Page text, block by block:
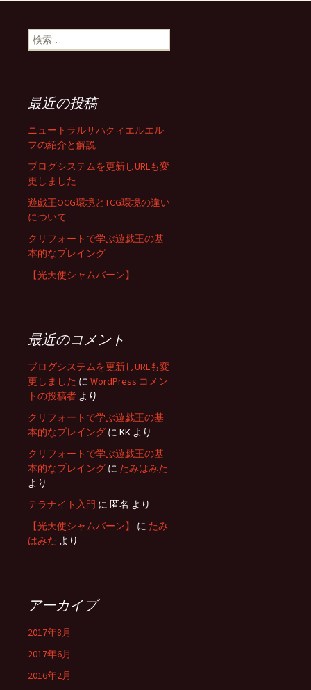
検
索:
最近の投稿
ニュートラルサハクィエルエル
フの紹介と解説
ブログシステムを更新しURLも変
更しました
遊戯王OCG環境とTCG環境の違い
について
クリフォートで学ぶ遊戯王の基
本的なプレイング
【光天使シャムバーン】
最近のコメント
ブログシステムを更新しURLも変
更しました に WordPress コメン
トの投稿者 より
クリフォートで学ぶ遊戯王の基
本的なプレイング に KK より
クリフォートで学ぶ遊戯王の基
本的なプレイング に たみはみた
より
テラナイト入門 に 匿名 より
【光天使シャムバーン】
に たみ
はみた より
アーカイブ
2017年8月
2017年6月
2016年2月